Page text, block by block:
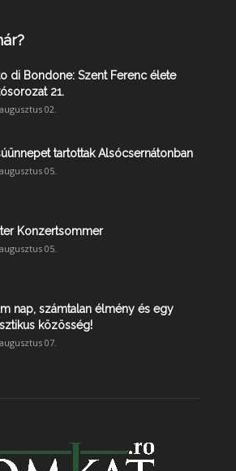
di Bondone: Szent Ferenc élete
21.
02.
tartottak Alsócsernátonban
05.
Konzertsommer
05.
nap, számtalan élmény és egy
közösség!
07.